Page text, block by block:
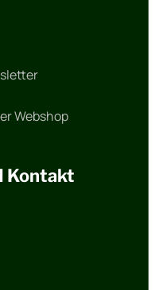
Webshop
Kontakt